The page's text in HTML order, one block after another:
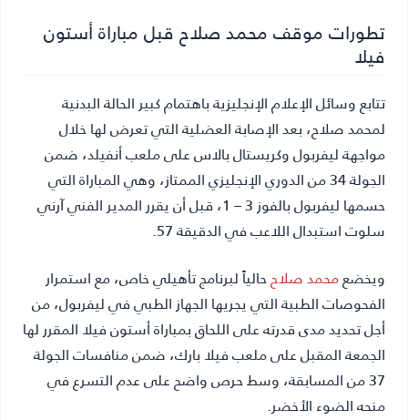
تطورات موقف محمد صلاح قبل مباراة أستون
فيلا
تتابع وسائل الإعلام الإنجليزية باهتمام كبير الحالة البدنية
لمحمد صلاح، بعد الإصابة العضلية التي تعرض لها خلال
مواجهة ليفربول وكريستال بالاس على ملعب أنفيلد، ضمن
الجولة 34 من الدوري الإنجليزي الممتاز، وهي المباراة التي
حسمها ليفربول بالفوز 3 – 1، قبل أن يقرر المدير الفني آرني
سلوت استبدال اللاعب في الدقيقة 57.
ويخضعمحمد صلاححالياً لبرنامج تأهيلي خاص، مع استمرار
الفحوصات الطبية التي يجريها الجهاز الطبي في ليفربول، من
أجل تحديد مدى قدرته على اللحاق بمباراة أستون فيلا المقرر لها
الجمعة المقبل على ملعب فيلا بارك، ضمن منافسات الجولة
37 من المسابقة، وسط حرص واضح على عدم التسرع في
منحه الضوء الأخضر.